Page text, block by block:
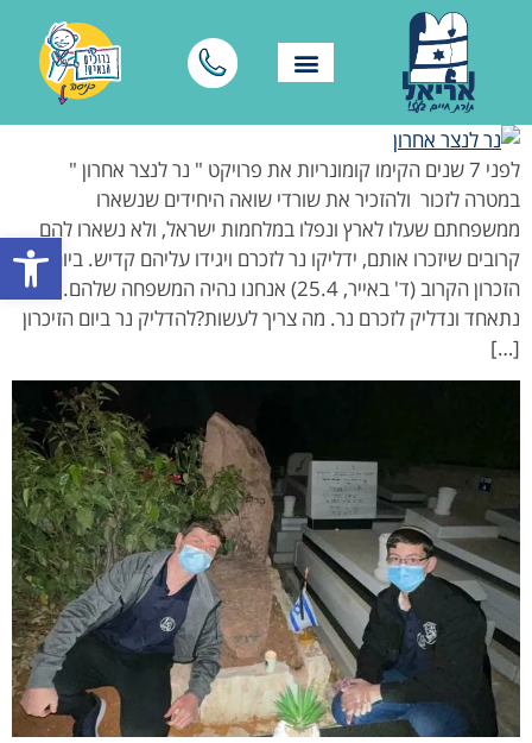
פתח
לפני 7 שנים הקימו קומונריות את פרויקט " נר לנצר אחרון "
במטרה לזכור ולהזכיר את שורדי שואה היחידים שנשארו
ממשפחתם שעלו לארץ ונפלו במלחמות ישראל, ולא נשארו להם
קרובים שיזכרו אותם, ידליקו נר לזכרם ויגידו עליהם קדיש. ביום
הזכרון הקרוב (ד' באייר, 25.4) אנחנו נהיה המשפחה שלהם.
נתאחד ונדליק לזכרם נר. מה צריך לעשות?להדליק נר ביום הזיכרון
[…]